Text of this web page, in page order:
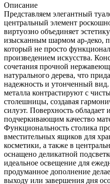
Описание
Представляем элегантный
центральный элемент
виртуозно объединяет
изысканным шармом ар-деко,
который не просто
произведением искусства.
сочетания прочной
натурального дерева, что
надежность и утонченный
металла контрастируют с
столешницы, создавая
силуэт. Поверхность
подчеркивающим качество
Функциональность столика
вместительных ящиков для
косметики, а также в
оснащено деликатной
идеальное освещение для
продуманное дополнение
выходу или завершения дня